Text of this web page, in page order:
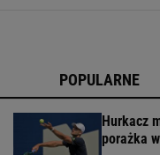
POPULARNE
Hurkacz
porażka